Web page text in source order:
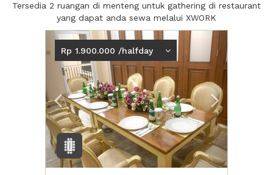
Tersedia 2 ruangan di menteng untuk gathering di restaurant
yang dapat anda sewa melalui XWORK
Previous Next2
Rp 1.900.000 /halfday